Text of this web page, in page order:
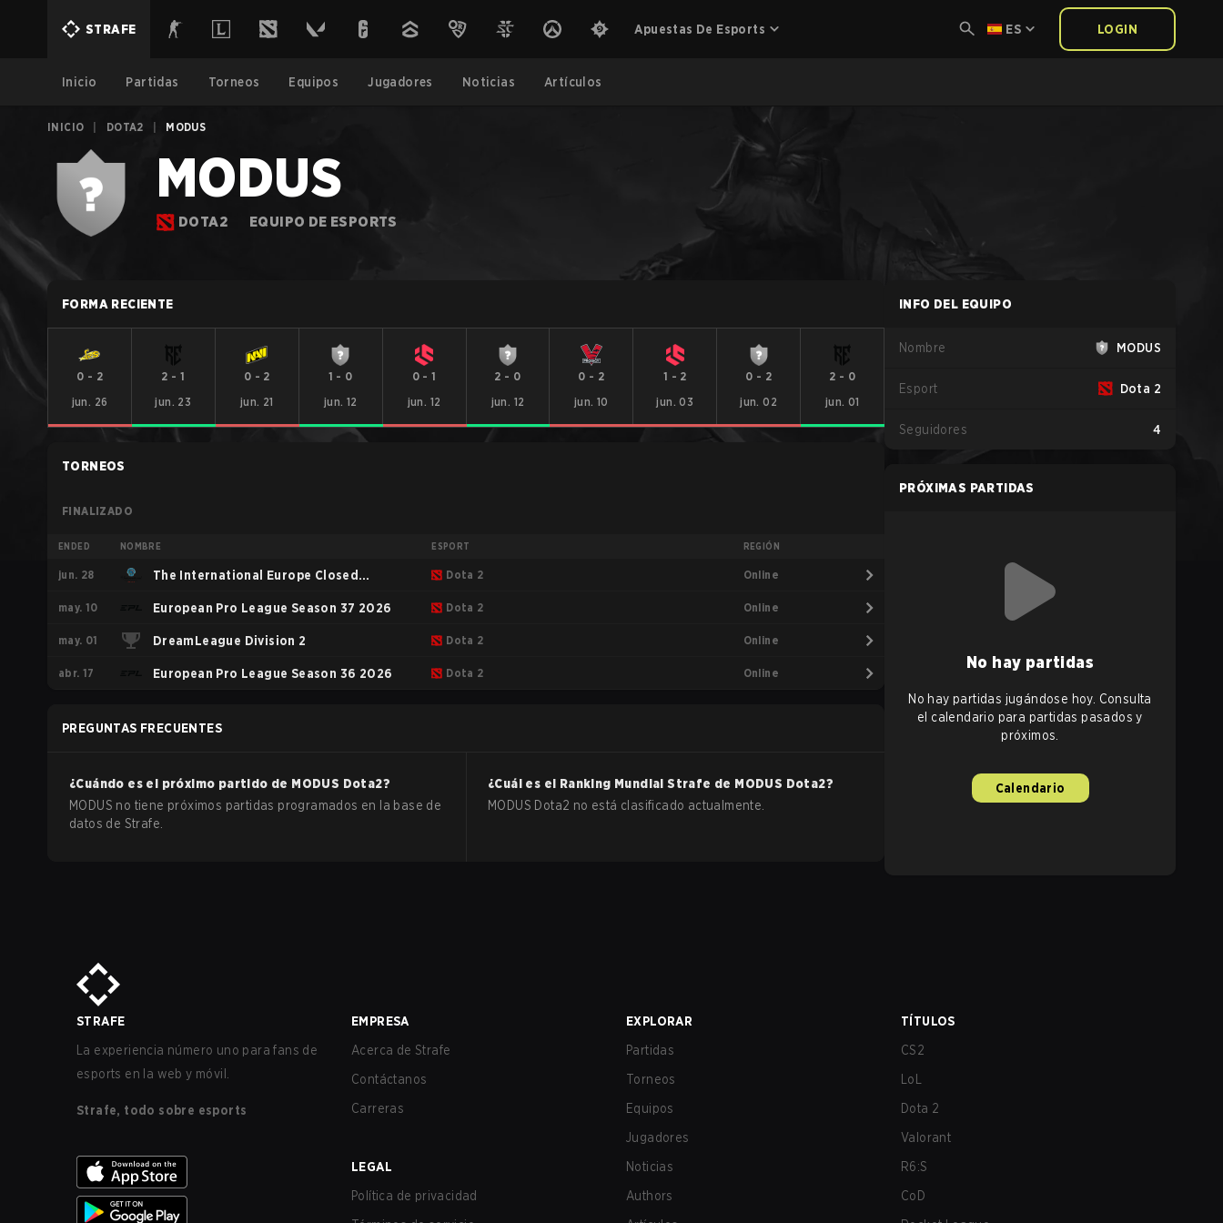
STRAFE Apuestas De Esports ES LOGIN
Inicio Partidas Torneos Equipos Jugadores Noticias Artículos
INICIO DOTA2 MODUS
MODUS
DOTA2 EQUIPO DE ESPORTS
FORMA RECIENTE
0 - 2
jun. 26
2 - 1
jun. 23
0 - 2
jun. 21
1 - 0
jun. 12
0-1
jun. 12
2 - 0
jun. 12
0 - 2
jun. 10
1 - 2
jun. 03
0 - 2
jun. 02
2 - 0
jun. 01
TORNEOS
FINALIZADO
ENDED NOMBRE ESPORT REGIÓN
jun. 28 The International Europe Closed
Qualifier
Dota 2 Online
may. 10 European Pro League Season 37 2026 Dota 2 Online
may. 01 DreamLeague Division 2 Dota 2 Online
abr. 17 European Pro League Season 36 2026 Dota 2 Online
PREGUNTAS FRECUENTES
¿Cuándo es el próximo partido de MODUS Dota2?
MODUS no tiene próximos partidas programados en la base de
datos de Strafe.
¿Cuál es el Ranking Mundial Strafe de MODUS Dota2?
MODUS Dota2 no está clasificado actualmente.
INFO DEL EQUIPO
Nombre MODUS
Esport Dota 2
Seguidores 4
PRÓXIMAS PARTIDAS
No hay partidas
No hay partidas jugándose hoy. Consulta
el calendario para partidas pasados y
próximos.
Calendario
STRAFE
La experiencia número uno para fans de
esports en la web y móvil.
Strafe, todo sobre esports
EMPRESA
Acerca de Strafe
Contáctanos
Carreras
LEGAL
Política de privacidad
EXPLORAR
Partidas
Torneos
Equipos
Jugadores
Noticias
Authors
TÍTULOS
CS2
LoL
Dota 2
Valorant
R6:S
CoD